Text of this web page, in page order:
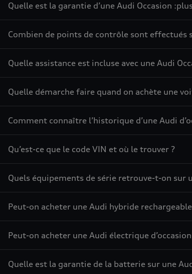
Quelle est la garantie d’une Audi Occasion
Combien de points de contrôle sont effectués
Quelle assistance est incluse avec une Audi
Quelle démarche faire quand on achète une
Comment connaître l’historique d’une Audi
Qu’est-ce que le code VIN et où le trouver ?
Quels équipements de série retrouve-t-on sur
Peut-on acheter une Audi hybride rechargeable
Peut-on acheter une Audi électrique
Quelle est la garantie de la batterie sur une